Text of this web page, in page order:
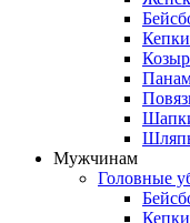
Кепки
Мужчинам
Головные
Кепки